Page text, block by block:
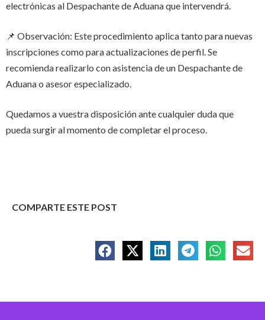
electrónicas al Despachante de Aduana que intervendrá.
📌 Observación: Este procedimiento aplica tanto para nuevas
inscripciones como para actualizaciones de perfil. Se
recomienda realizarlo con asistencia de un Despachante de
Aduana o asesor especializado.
Quedamos a vuestra disposición ante cualquier duda que
pueda surgir al momento de completar el proceso.
COMPARTE ESTE POST